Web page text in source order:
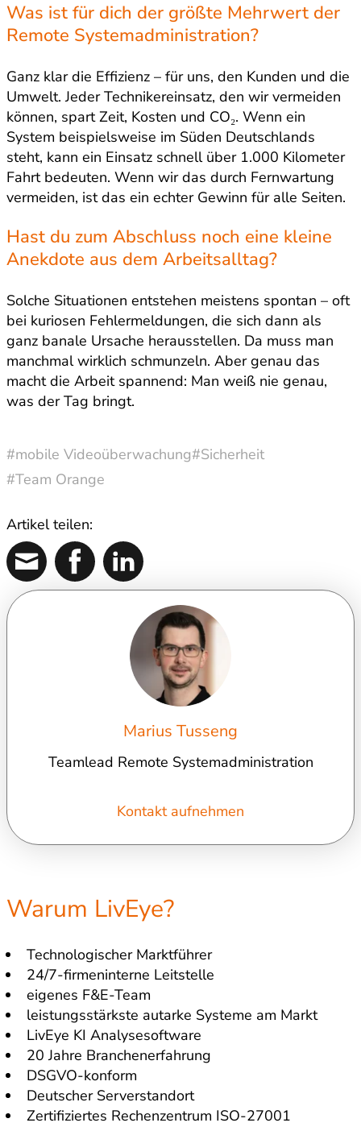
Was ist für dich der größte Mehrwert der
Remote Systemadministration?
Ganz klar die Effizienz – für uns, den Kunden und die
Umwelt. Jeder Technikereinsatz, den wir vermeiden
können, spart Zeit, Kosten und CO₂. Wenn ein
System beispielsweise im Süden Deutschlands
steht, kann ein Einsatz schnell über 1.000 Kilometer
Fahrt bedeuten. Wenn wir das durch Fernwartung
vermeiden, ist das ein echter Gewinn für alle Seiten.
Hast du zum Abschluss noch eine kleine
Anekdote aus dem Arbeitsalltag?
Solche Situationen entstehen meistens spontan – oft
bei kuriosen Fehlermeldungen, die sich dann als
ganz banale Ursache herausstellen. Da muss man
manchmal wirklich schmunzeln. Aber genau das
macht die Arbeit spannend: Man weiß nie genau,
was der Tag bringt.
#mobile Videoüberwachung#Sicherheit
#Team Orange
Artikel teilen:
Marius Tusseng
Teamlead Remote Systemadministration
Kontakt aufnehmen
Warum LivEye?
Technologischer Marktführer
24/7-firmeninterne Leitstelle
eigenes F&E-Team
leistungsstärkste autarke Systeme am Markt
LivEye KI Analysesoftware
20 Jahre Branchenerfahrung
DSGVO-konform
Deutscher Serverstandort
Zertifiziertes Rechenzentrum ISO-27001